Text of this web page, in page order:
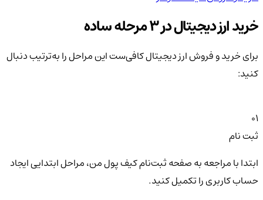
خرید ارز دیجیتال در 3 مرحله ساده
برای خرید و فروش ارز دیجیتال کافی‌ست این مراحل را به‌ترتیب دنبال
کنید:
01
ثبت نام
ابتدا با مراجعه به صفحه ثبت‌نام کیف‌ پول من، مراحل ابتدایی ایجاد
حساب کاربری را تکمیل کنید.